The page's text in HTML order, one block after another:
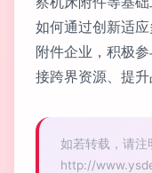
如何通过创新适
附件企业，积极
接跨界资源、提升
如若转载，请注
http://